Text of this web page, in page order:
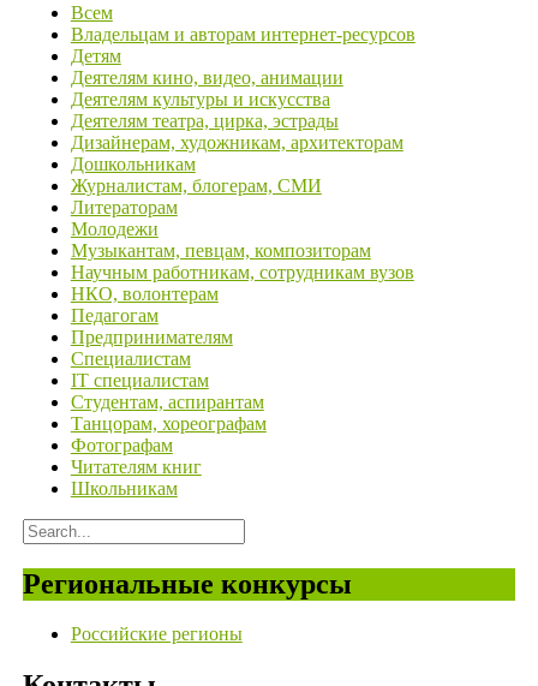
Всем
Владельцам и авторам интернет-ресурсов
Детям
Деятелям кино, видео, анимации
Деятелям культуры и искусства
Деятелям театра, цирка, эстрады
Дизайнерам, художникам, архитекторам
Дошкольникам
Журналистам, блогерам, СМИ
Литераторам
Молодежи
Музыкантам, певцам, композиторам
Научным работникам, сотрудникам вузов
НКО, волонтерам
Педагогам
Предпринимателям
Специалистам
IT специалистам
Студентам, аспирантам
Танцорам, хореографам
Фотографам
Читателям книг
Школьникам
Региональные конкурсы
Российские регионы